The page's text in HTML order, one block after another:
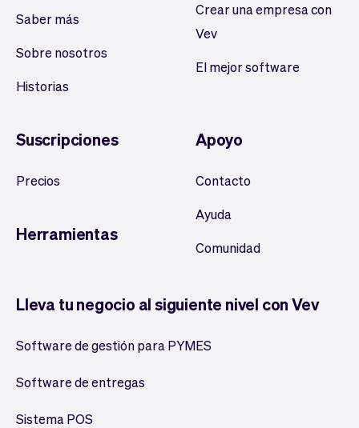
Saber más
Sobre nosotros
Historias
Crear una empresa con
Vev
El mejor software
Suscripciones
Precios
Herramientas
Apoyo
Contacto
Ayuda
Comunidad
Lleva tu negocio al siguiente nivel con Vev
Software de gestión para PYMES
Software de entregas
Sistema POS